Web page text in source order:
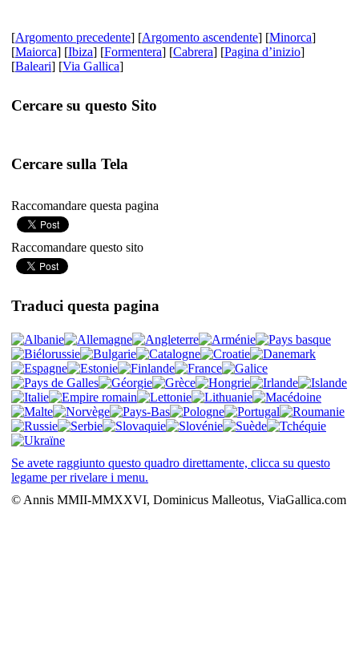
[Argomento precedente] [Argomento ascendente] [Minorca]
[Maiorca] [Ibiza] [Formentera] [Cabrera] [Pagina d’inizio]
[Baleari] [Via Gallica]
Cercare su questo Sito
Cercare sulla Tela
Raccomandare questa pagina
Raccomandare questo sito
Traduci questa pagina
Se avete raggiunto questo quadro direttamente, clicca su questo
legame per rivelare i menu.
© Annis MMII-MMXXVI, Dominicus Malleotus, ViaGallica.com